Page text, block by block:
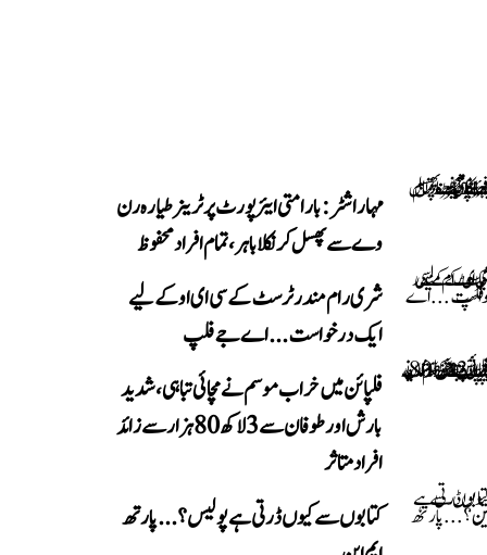
مہاراشٹر: بارامتی ایئرپورٹ پر ٹرینر طیارہ رن
وے سے پھسل کر نکلا باہر، تمام افراد محفوظ
شری رام مندر ٹرسٹ کے سی ای او کے لیے
ایک درخواست...اے جے فلپ
فلپائن میں خراب موسم نے مچائی تباہی، شدید
بارش اور طوفان سے 3 لاکھ 80 ہزار سے زائد
افراد متاثر
کتابوں سے کیوں ڈرتی ہے پولیس؟...پارتھ